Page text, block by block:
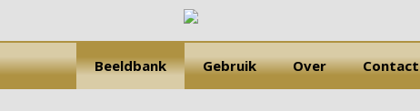
Beeldbank Gebruik Over Contact